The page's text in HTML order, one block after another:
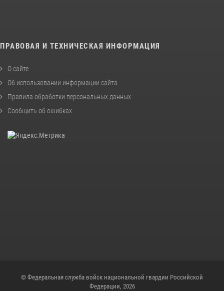
ПРАВОВАЯ И ТЕХНИЧЕСКАЯ ИНФОРМАЦИЯ
О сайте
Об использовании информации сайта
Правила обработки персональных данных
Сообщить об ошибках
© Федеральная служба войск национальной гвардии Российской
Федерации, 2026